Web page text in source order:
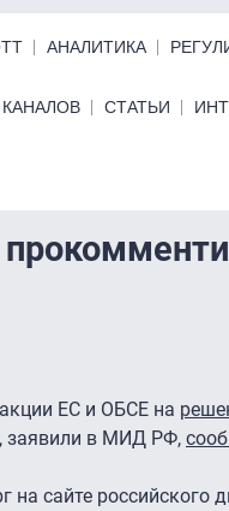
АНАЛИТИКА
СТАТЬИ
ЕС и ОБСЕ на
, заявили в МИД РФ,
сайте российского